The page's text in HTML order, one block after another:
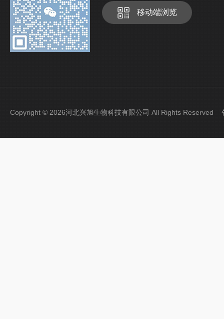
移动端浏览
Copyright © 2026河北兴旭生物科技有限公司 All Rights Reserved